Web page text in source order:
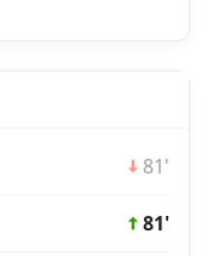
81'
81'